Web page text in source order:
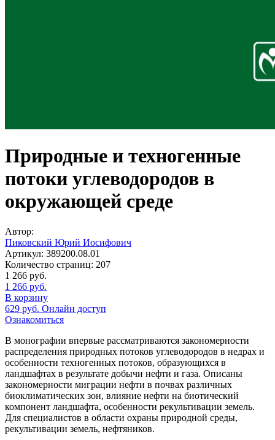
Природные и техногенные
потоки углеводородов в
окружающей среде
Автор:
Пиковский Юрий Иосифович
Артикул: 389200.08.01
Количество страниц: 207
1 266 руб.
1 266 руб.
В корзину
629 руб. Онлайн доступ
Ознакомиться
В монографии впервые рассматриваются закономерности
распределения природных потоков углеводородов в недрах и
особенности техногенных потоков, образующихся в
ландшафтах в результате добычи нефти и газа. Описаны
закономерности миграции нефти в почвах различных
биоклиматических зон, влияние нефти на биотический
компонент ландшафта, особенности рекультивации земель.
Для специалистов в области охраны природной среды,
рекультивации земель, нефтяников.